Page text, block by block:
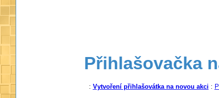
Přihlašovačka
: Vytvoření přihlašovátka na novou akci :